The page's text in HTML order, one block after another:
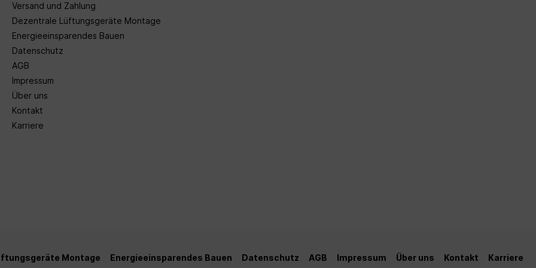
Versand und Zahlung
Dezentrale Lüftungsgeräte Montage
Energieeinsparendes Bauen
Datenschutz
AGB
Impressum
Über uns
Kontakt
Karriere
Montage Energieeinsparendes Bauen Datenschutz AGB Impressum Über uns Kontakt Karriere